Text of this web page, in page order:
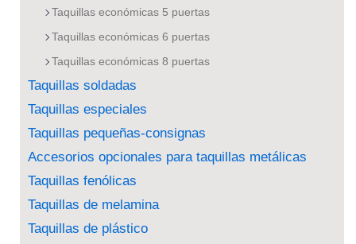
Taquillas económicas 5 puertas
Taquillas económicas 6 puertas
Taquillas económicas 8 puertas
Taquillas soldadas
Taquillas especiales
Taquillas pequeñas-consignas
Accesorios opcionales para taquillas metálicas
Taquillas fenólicas
Taquillas de melamina
Taquillas de plástico